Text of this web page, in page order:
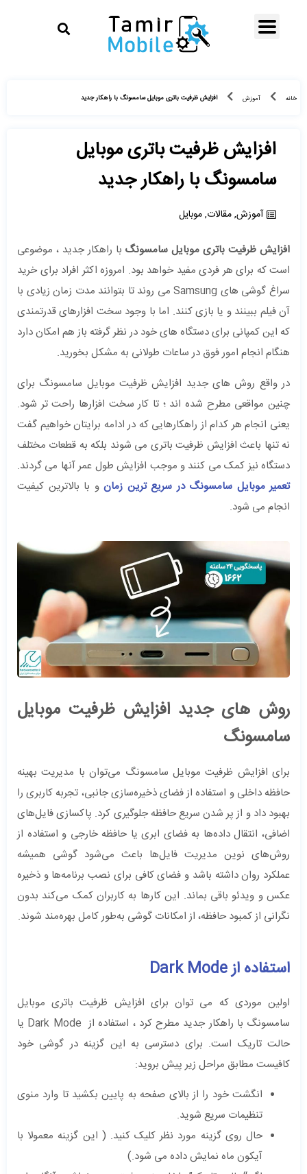
خانه آموزش افزایش ظرفیت باتری موبایل سامسونگ با راهکار جدید
افزایش ظرفیت باتری موبایل
سامسونگ با راهکار جدید
آموزش,مقالات,موبایل
افزایش ظرفیت باتری موبایل سامسونگ با راهکار جدید ، موضوعی
است که برای هر فردی مفید خواهد بود. امروزه اکثر افراد برای خرید
سراغ گوشی های Samsung می روند تا بتوانند مدت زمان زیادی با
آن فیلم ببینند و یا بازی کنند. اما با وجود سخت افزارهای قدرتمندی
که این کمپانی برای دستگاه های خود در نظر گرفته باز هم امکان دارد
هنگام انجام امور فوق در ساعات طولانی به مشکل بخورید.
در واقع روش های جدید افزایش ظرفیت موبایل سامسونگ برای
چنین مواقعی مطرح شده اند ؛ تا کار سخت افزارها راحت تر شود.
یعنی انجام هر کدام از راهکارهایی که در ادامه برایتان خواهیم گفت
نه تنها باعث افزایش ظرفیت باتری می شوند بلکه به قطعات مختلف
دستگاه نیز کمک می کنند و موجب افزایش طول عمر آنها می گردند.
تعمیر موبایل سامسونگ در سریع ترین زمان و با بالاترین کیفیت
انجام می شود.
روش های جدید افزایش ظرفیت موبایل
سامسونگ
برای افزایش ظرفیت موبایل سامسونگ می‌توان با مدیریت بهینه
حافظه داخلی و استفاده از فضای ذخیره‌سازی جانبی، تجربه کاربری را
بهبود داد و از پر شدن سریع حافظه جلوگیری کرد. پاکسازی فایل‌های
اضافی، انتقال داده‌ها به فضای ابری یا حافظه خارجی و استفاده از
روش‌های نوین مدیریت فایل‌ها باعث می‌شود گوشی همیشه
عملکرد روان داشته باشد و فضای کافی برای نصب برنامه‌ها و ذخیره
عکس و ویدئو باقی بماند. این کارها به کاربران کمک می‌کند بدون
نگرانی از کمبود حافظه، از امکانات گوشی به‌طور کامل بهره‌مند شوند.
استفاده از Dark Mode
اولین موردی که می توان برای افزایش ظرفیت باتری موبایل
سامسونگ با راهکار جدید مطرح کرد ، استفاده از Dark Mode یا
حالت تاریک است. برای دسترسی به این گزینه در گوشی خود
کافیست مطابق مراحل زیر پیش بروید:
انگشت خود را از بالای صفحه به پایین بکشید تا وارد منوی
تنظیمات سریع شوید.
حال روی گزینه مورد نظر کلیک کنید. ( این گزینه معمولا با
آیکون ماه نمایش داده می شود.)